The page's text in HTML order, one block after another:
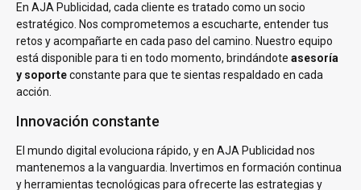
En AJA Publicidad, cada cliente es tratado como un socio
estratégico. Nos comprometemos a escucharte, entender tus
retos y acompañarte en cada paso del camino. Nuestro equipo
está disponible para ti en todo momento, brindándote asesoría
y soporteconstante para que te sientas respaldado en cada
acción.
Innovación constante
El mundo digital evoluciona rápido, y en AJA Publicidad nos
mantenemos a la vanguardia. Invertimos en formación continua
y herramientas tecnológicas para ofrecerte las estrategias y